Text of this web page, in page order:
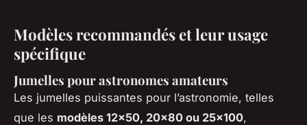
Modèles recommandés et leur usage
spécifique
Jumelles pour astronomes amateurs
Les jumelles puissantes pour l’astronomie, telles
que les modèles 12x50, 20x80 ou 25x100,